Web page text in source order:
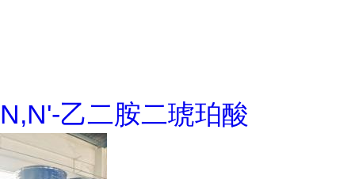
N,N'-乙二胺二琥珀酸